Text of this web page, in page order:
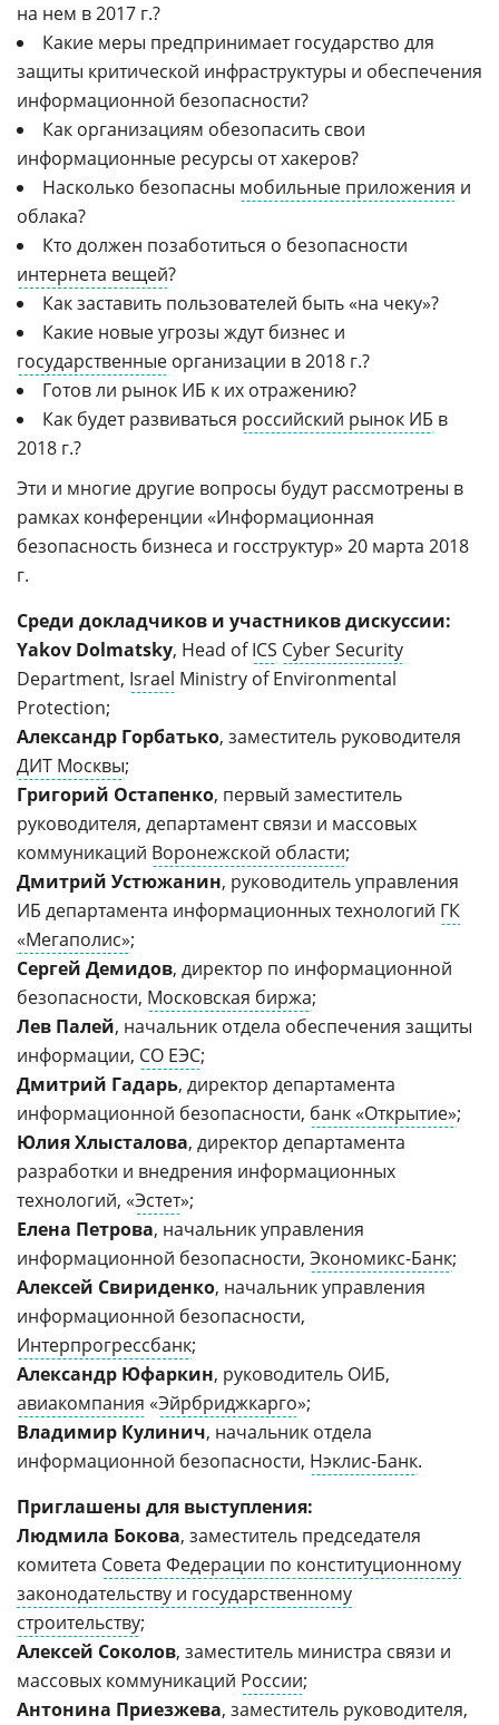
на нем в 2017 г.?
Какие меры предпринимает государство для
защиты критической инфраструктуры и обеспечения
информационной безопасности?
Как организациям обезопасить свои
информационные ресурсы от хакеров?
Насколько безопасны мобильные приложения и
облака?
Кто должен позаботиться о безопасности
интернета вещей?
Как заставить пользователей быть «на чеку»?
Какие новые угрозы ждут бизнес и
государственные организации в 2018 г.?
Готов ли рынок ИБ к их отражению?
Как будет развиваться российский рынок ИБ в
2018 г.?
Эти и многие другие вопросы будут рассмотрены в
рамках конференции «Информационная
безопасность бизнеса и госструктур» 20 марта 2018
г.
Среди докладчиков и участников дискуссии:
Yakov Dolmatsky, Head ofICS Cyber Security
Department, Israel Ministry of Environmental
Protection;
Александр Горбатько, заместитель руководителя
ДИТ Москвы;
Григорий Остапенко, первый заместитель
руководителя, департамент связи и массовых
коммуникаций Воронежской области;
Дмитрий Устюжанин, руководитель управления
ИБ департамента информационных технологий ГК
«Мегаполис»;
Сергей Демидов, директор по информационной
безопасности, Московская биржа;
Лев Палей, начальник отдела обеспечения защиты
информации, СО ЕЭС;
Дмитрий Гадарь, директор департамента
информационной безопасности, банк «Открытие»;
Юлия Хлысталова, директор департамента
разработки и внедрения информационных
технологий, «Эстет»;
Елена Петрова, начальник управления
информационной безопасности, Экономикс-Банк;
Алексей Свириденко, начальник управления
информационной безопасности,
Интерпрогрессбанк;
Александр Юфаркин, руководитель ОИБ,
авиакомпания «Эйрбриджкарго»;
Владимир Кулинич, начальник отдела
информационной безопасности, Нэклис-Банк.
Приглашены для выступления:
Людмила Бокова, заместитель председателя
комитета Совета Федерации по конституционному
законодательству и государственному
строительству;
Алексей Соколов, заместитель министра связи и
массовых коммуникаций России;
Антонина Приезжева, заместитель руководителя,